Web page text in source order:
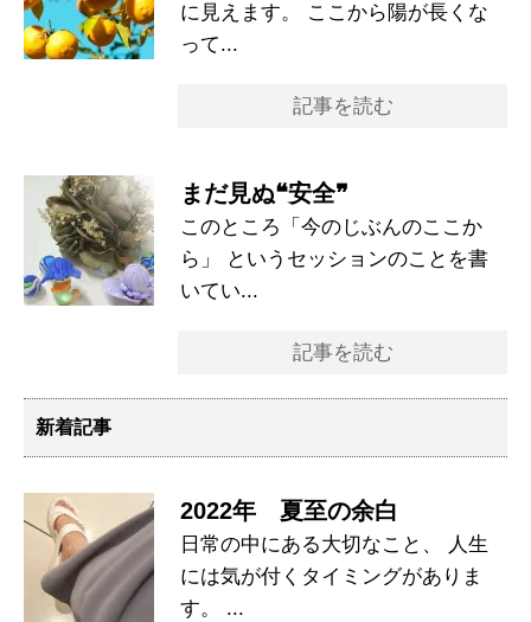
に見えます。 ここから陽が長くな
って...
記事を読む
まだ見ぬ❝安全❞
このところ「今のじぶんのここか
ら」 というセッションのことを書
いてい...
記事を読む
新着記事
2022年 夏至の余白
日常の中にある大切なこと、 人生
には気が付くタイミングがありま
す。 ...